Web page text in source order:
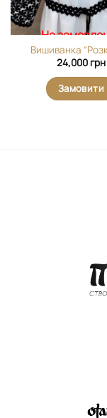
На
Вишиванка
24,000 грн
Замовити